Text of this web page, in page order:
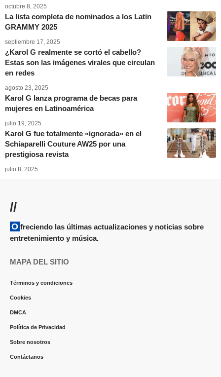
octubre 8, 2025
La lista completa de nominados a los Latin
GRAMMY 2025
septiembre 17, 2025
¿Karol G realmente se cortó el cabello?
Estas son las imágenes virales que circulan
en redes
agosto 23, 2025
Karol G lanza programa de becas para
mujeres en Latinoamérica
julio 19, 2025
Karol G fue totalmente «ignorada» en el
Schiaparelli Couture AW25 por una
prestigiosa revista
julio 8, 2025
//
Ofreciendo las últimas actualizaciones y noticias sobre
entretenimiento y música.
MAPA DEL SITIO
Términos y condiciones
Cookies
DMCA
Política de Privacidad
Sobre nosotros
Contáctanos